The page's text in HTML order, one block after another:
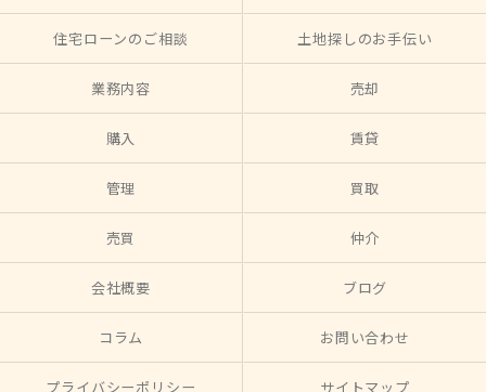
住宅ローンのご相談 土地探しのお手伝い
業務内容 売却
購入 賃貸
管理 買取
売買 仲介
会社概要 ブログ
コラム お問い合わせ
プライバシーポリシー サイトマップ